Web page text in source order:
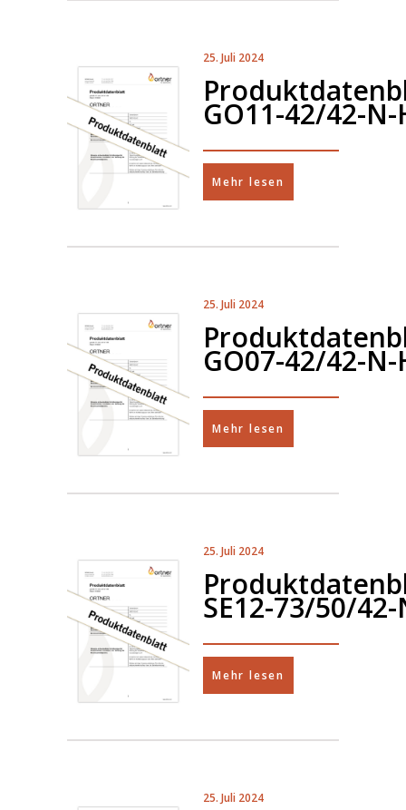
25. Juli 2024
GO11-42/42-N-
Mehr lesen
25. Juli 2024
GO07-42/42-N-
Mehr lesen
25. Juli 2024
SE12-73/50/42-
Mehr lesen
25. Juli 2024